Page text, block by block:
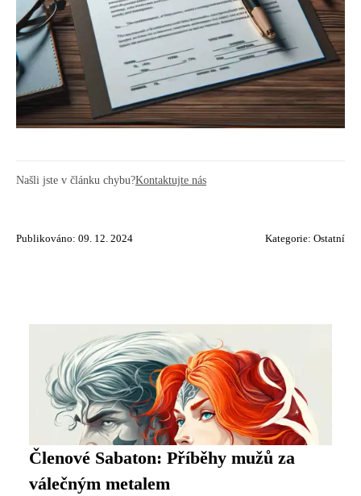
Našli jste v článku chybu?Kontaktujte nás
Publikováno: 09. 12. 2024 Kategorie: Ostatní
Členové Sabaton: Příběhy mužů za
válečným metalem